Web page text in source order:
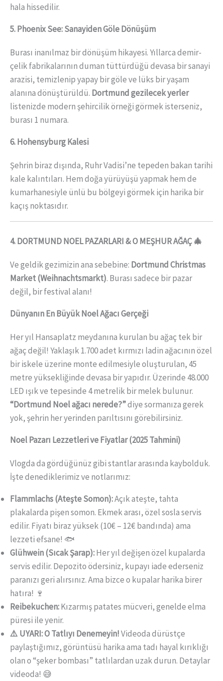
hala hissedilir.
5. Phoenix See: Sanayiden Göle Dönüşüm
Burası inanılmaz bir dönüşüm hikayesi. Yıllarca demir-
çelik fabrikalarının duman tüttürdüğü devasa bir sanayi
arazisi, temizlenip yapay bir göle ve lüks bir yaşam
alanına dönüştürüldü. Dortmund gezilecek yerler
listenizde modern şehircilik örneği görmek isterseniz,
burası 1 numara.
6. Hohensyburg Kalesi
Şehrin biraz dışında, Ruhr Vadisi’ne tepeden bakan tarihi
kale kalıntıları. Hem doğa yürüyüşü yapmak hem de
kumarhanesiyle ünlü bu bölgeyi görmek için harika bir
kaçış noktasıdır.
4. DORTMUND NOEL PAZARLARI & O MEŞHUR AĞAÇ 🎄
Ve geldik gezimizin ana sebebine: Dortmund Christmas
Market (Weihnachtsmarkt). Burası sadece bir pazar
değil, bir festival alanı!
Dünyanın En Büyük Noel Ağacı Gerçeği
Her yıl Hansaplatz meydanına kurulan bu ağaç tek bir
ağaç değil! Yaklaşık 1.700 adet kırmızı ladin ağacının özel
bir iskele üzerine monte edilmesiyle oluşturulan, 45
metre yüksekliğinde devasa bir yapıdır. Üzerinde 48.000
LED ışık ve tepesinde 4 metrelik bir melek bulunur.
“Dortmund Noel ağacı nerede?”diye sormanıza gerek
yok, şehrin her yerinden parıltısını görebilirsiniz.
Noel Pazarı Lezzetleri ve Fiyatlar (2025 Tahmini)
Vlogda da gördüğünüz gibi stantlar arasında kaybolduk.
İşte denediklerimiz ve notlarımız:
Flammlachs (Ateşte Somon):Açık ateşte, tahta
plakalarda pişen somon. Ekmek arası, özel sosla servis
edilir. Fiyatı biraz yüksek (10€ – 12€ bandında) ama
lezzeti efsane! 🐟
Glühwein (Sıcak Şarap):Her yıl değişen özel kupalarda
servis edilir. Depozito ödersiniz, kupayı iade ederseniz
paranızı geri alırsınız. Ama bizce o kupalar harika birer
hatıra! 🍷
Reibekuchen:Kızarmış patates mücveri, genelde elma
püresi ile yenir.
⚠️ UYARI: O Tatlıyı Denemeyin!Videoda dürüstçe
paylaştığımız, görüntüsü harika ama tadı hayal kırıklığı
olan o “şeker bombası” tatlılardan uzak durun. Detaylar
videoda! 😅